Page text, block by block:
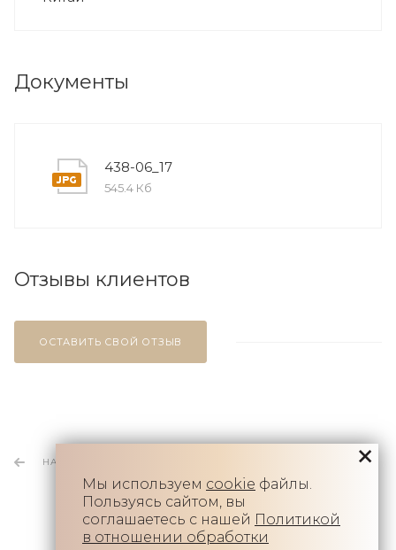
Документы
438-06_17
545.4 Кб
Отзывы клиентов
ОСТАВИТЬ СВОЙ ОТЗЫВ
НАЗАД К СПИСКУ
Мы используем cookie файлы.
Пользуясь сайтом, вы
соглашаетесь с нашей Политикой
в отношении обработки